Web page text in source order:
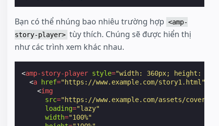
Bạn có thể nhúng bao nhiêu trường hợp <amp-
story-player> tùy thích. Chúng sẽ được hiển thị
như các trình xem khác nhau.
<amp-story-player style="width: 360px; height:
<a href="https://www.example.com/story1.html"
<img
src="https://www.example.com/assets/
loading="lazy"
width="100%"